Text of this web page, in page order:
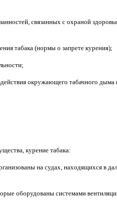
связанных с охраной
табака (нормы о запрете курения);
окружающего табачного дыма
курение табака:
на судах, находящихся в
оборудованы системами